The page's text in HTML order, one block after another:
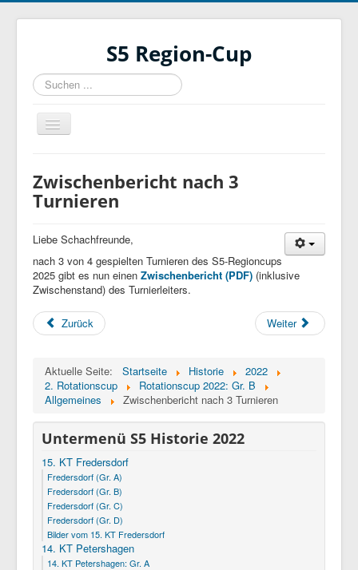
S5 Region-Cup
Suchen
...
Navigation
an/aus
Ausschreibung
Kontakt
19. KT Fredersdorf
6. Rotationscup
Zwischenbericht nach 3
Turnieren
Liebe Schachfreunde,
nach 3 von 4 gespielten Turnieren des S5-Regioncups
2025 gibt es nun einen Zwischenbericht (PDF) (inklusive
Zwischenstand) des Turnierleiters.
Zurück Weiter
Aktuelle Seite: Startseite Historie
2022
2. Rotationscup
Rotationscup 2022: Gr. B
Allgemeines
Zwischenbericht nach 3 Turnieren
Untermenü S5 Historie 2022
15. KT Fredersdorf
Fredersdorf (Gr. A)
Fredersdorf (Gr. B)
Fredersdorf (Gr. C)
Fredersdorf (Gr. D)
Bilder vom 15. KT Fredersdorf
14. KT Petershagen
14. KT Petershagen: Gr. A